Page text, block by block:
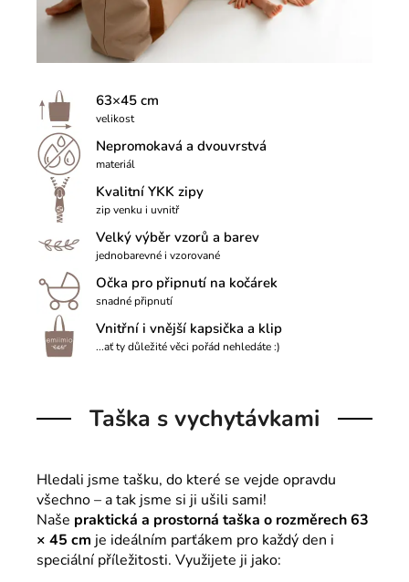
63×45 cm
velikost
Nepromokavá a dvouvrstvá
materiál
Kvalitní YKK zipy
zip venku i uvnitř
Velký výběr vzorů a barev
jednobarevné i vzorované
Očka pro připnutí na kočárek
snadné připnutí
Vnitřní i vnější kapsička a klip
...ať ty důležité věci pořád nehledáte :)
Taška s vychytávkami
Hledali jsme tašku, do které se vejde opravdu
všechno – a tak jsme si ji ušili sami!
Naše praktická a prostorná taška o rozměrech 63
× 45 cm je ideálním parťákem pro každý den i
speciální příležitosti. Využijete ji jako: